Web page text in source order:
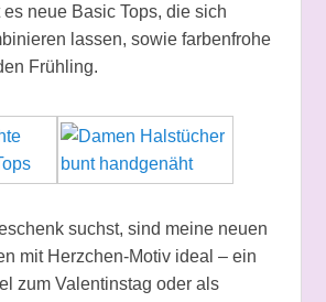
neue Basic Tops, die sich
lassen, sowie farbenfrohe
Frühling.
suchst, sind meine neuen
mit Herzchen-Motiv ideal – ein
zum Valentinstag oder als